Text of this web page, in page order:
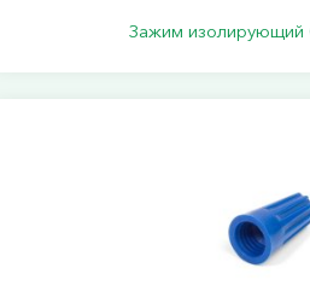
Зажим